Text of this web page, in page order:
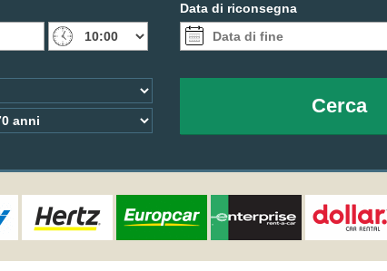
Data di riconsegna
Cerca